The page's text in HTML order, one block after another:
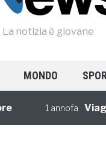
La notizia è giovane
MONDO
1 annofa Viaggi di